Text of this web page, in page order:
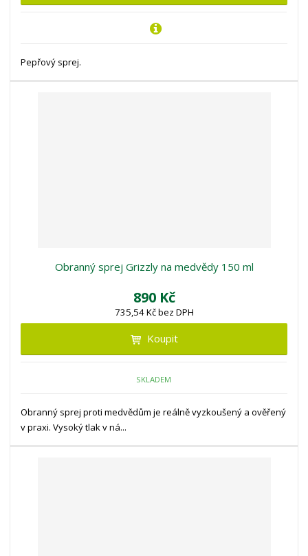
Pepřový sprej.
Obranný sprej Grizzly na medvědy 150 ml
890 Kč
735,54 Kč bez DPH
Koupit
SKLADEM
Obranný sprej proti medvědům je reálně vyzkoušený a ověřený
v praxi. Vysoký tlak v ná...